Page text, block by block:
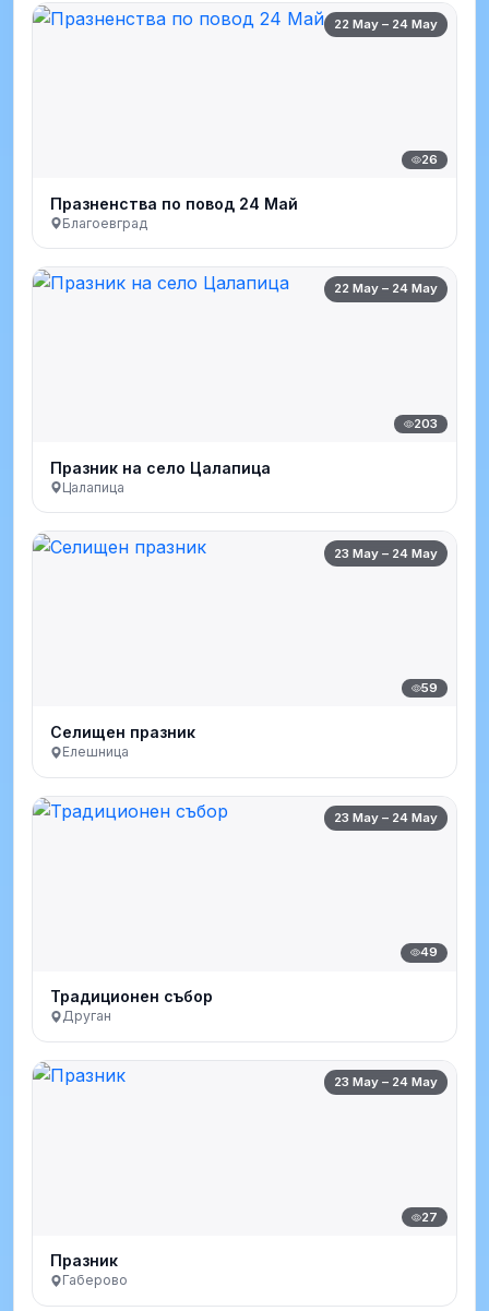
22 May – 24 May
26
Празненства по повод 24 Май
Благоевград
22 May – 24 May
203
Празник на село Цалапица
Цалапица
23 May – 24 May
59
Селищен празник
Елешница
23 May – 24 May
49
Традиционен събор
Друган
23 May – 24 May
27
Празник
Габерово